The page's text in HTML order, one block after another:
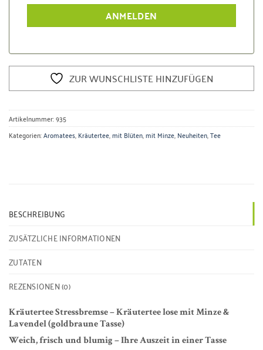
ZUR WUNSCHLISTE HINZUFÜGEN
Artikelnummer:935
Kategorien:Aromatees,Kräutertee,mit Blüten,mit Minze,Neuheiten,Tee
BESCHREIBUNG
ZUSÄTZLICHE INFORMATIONEN
ZUTATEN
REZENSIONEN (0)
Kräutertee Stressbremse – Kräutertee lose mit Minze &
Lavendel (goldbraune Tasse)
Weich, frisch und blumig – Ihre Auszeit in einer Tasse